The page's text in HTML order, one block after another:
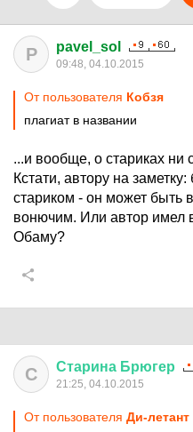
P pavel_sol
09:48, 04.10.2015
От пользователя Кобзя
плагиат в названии
...и вообще, о стариках ни
Кстати, автору на
стариком - он может быть
вонючим. Или автор имел
Обаму?
С Старина Брюгер
21:25, 04.10.2015
От пользователя Ди-летант